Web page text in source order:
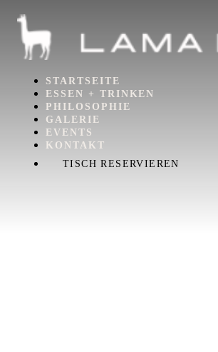
STARTSEITE
ESSEN + TRINKEN
PHILOSOPHIE
GALERIE
EVENTS
KONTAKT
TISCH RESERVIEREN